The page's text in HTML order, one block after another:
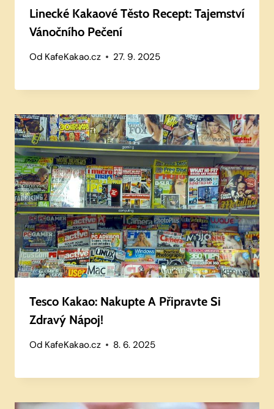
Linecké Kakaové Těsto Recept: Tajemství
Vánočního Pečení
Od KafeKakao.cz 27. 9. 2025
Tesco Kakao: Nakupte A Připravte Si
Zdravý Nápoj!
Od KafeKakao.cz 8. 6. 2025